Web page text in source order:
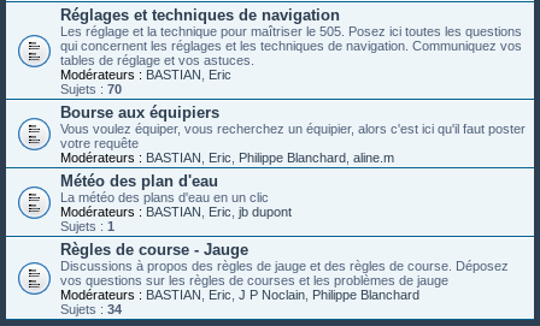
Réglages et techniques de navigation
Les réglage et la technique pour maîtriser le 505. Posez ici toutes les questions
qui concernent les réglages et les techniques de navigation. Communiquez vos
tables de réglage et vos astuces.
Modérateurs : BASTIAN
Eric
Sujets : 70
Bourse aux équipiers
Vous voulez équiper, vous recherchez un équipier, alors c'est ici qu'il faut poster
votre requête
Modérateurs : BASTIAN Eric Philippe Blanchard aline.m
Météo des plan d'eau
La météo des plans d'eau en un clic
Modérateurs : BASTIAN Eric jb dupont
Sujets : 1
Règles de course - Jauge
Discussions à propos des règles de jauge et des règles de course. Déposez
vos questions sur les règles de courses et les problèmes de jauge
Modérateurs : BASTIAN Eric J P Noclain Philippe Blanchard
Sujets : 34